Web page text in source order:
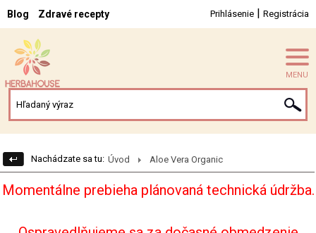
Blog Zdravé recepty Prihlásenie | Registrácia
MENU
Nachádzate sa tu: Úvod Aloe Vera Organic
Momentálne prebieha plánovaná technická údržba.